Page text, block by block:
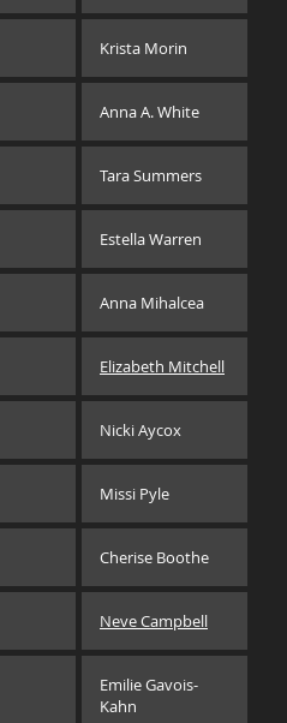
Krista Morin
Anna A. White
Tara Summers
Estella Warren
Anna Mihalcea
Elizabeth Mitchell
Nicki Aycox
Missi Pyle
Cherise Boothe
Neve Campbell
Emilie Gavois-
Kahn